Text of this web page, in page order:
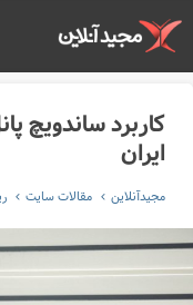
کاربرد ساندویچ
ایران
مجیدآنلاین مقالات سایت